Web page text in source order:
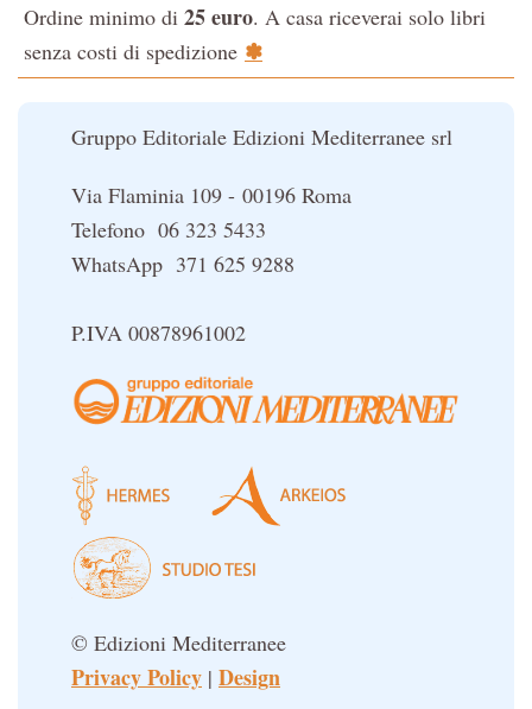
La Cabala
Il potere del serpente
Ordine minimo di 25 euro. A casa riceverai solo libri
senza costi di spedizione ✽
Gruppo Editoriale Edizioni Mediterranee srl
Via Flaminia 109 - 00196 Roma
Telefono 06 323 5433
WhatsApp 371 625 9288
P.IVA 00878961002
© Edizioni Mediterranee
Privacy Policy | Design